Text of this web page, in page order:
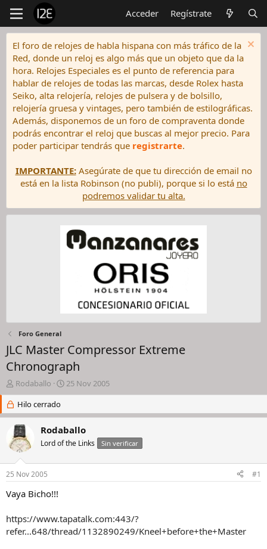
Acceder Regístrate
El foro de relojes de habla hispana con más tráfico de la
Red, donde un reloj es algo más que un objeto que da la
hora. Relojes Especiales es el punto de referencia para
hablar de relojes de todas las marcas, desde Rolex hasta
Seiko, alta relojería, relojes de pulsera y de bolsillo,
relojería gruesa y vintages, pero también de estilográficas.
Además, disponemos de un foro de compraventa donde
podrás encontrar el reloj que buscas al mejor precio. Para
poder participar tendrás que registrarte.
IMPORTANTE:Asegúrate de que tu dirección de email no
está en la lista Robinson (no publi), porque si lo está no
podremos validar tu alta.
Foro General
JLC Master Compressor Extreme
Chronograph
I
n
c
i
a
d
o
d
e
l
i
l
Rodaballo
F
e
h
d
e
i
25 Nov 2005
Hilo cerrado
Rodaballo
Lord of the Links Sin verificar
25 Nov 2005 #1
Vaya Bicho!!!
https://www.tapatalk.com:443/?
refer...648/thread/1132890249/Kneel+before+the+Master